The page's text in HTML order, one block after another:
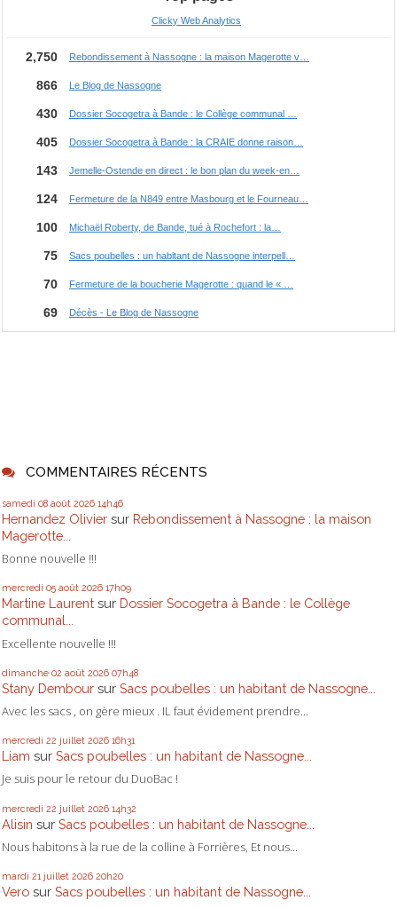
COMMENTAIRES RÉCENTS
samedi 08 août 2026 14h46
Hernandez Olivier sur Rebondissement à Nassogne : la maison
Magerotte...
Bonne nouvelle !!!
mercredi 05 août 2026 17h09
Martine Laurentsur Dossier Socogetra à Bande : le Collège
communal...
Excellente nouvelle !!!
dimanche 02 août 2026 07h48
Stany Dembour sur Sacs poubelles : un habitant de Nassogne...
Avec les sacs , on gère mieux . IL faut évidement prendre...
mercredi 22 juillet 2026 16h31
Liam sur Sacs poubelles : un habitant de Nassogne...
Je suis pour le retour du DuoBac !
mercredi 22 juillet 2026 14h32
Alisin sur Sacs poubelles : un habitant de Nassogne...
Nous habitons à la rue de la colline à Forrières, Et nous...
mardi 21 juillet 2026 20h20
Vero sur Sacs poubelles : un habitant de Nassogne...